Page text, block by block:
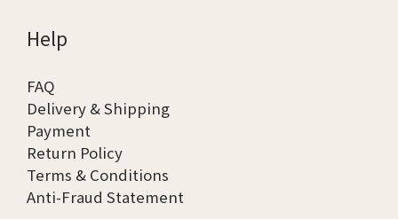
Help
FAQ
Delivery & Shipping
Payment
Return Policy
Terms & Conditions
Anti-Fraud Statement